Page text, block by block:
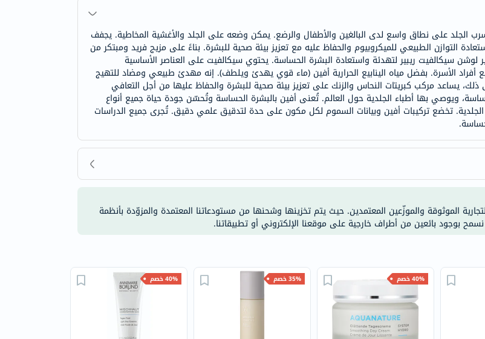
الصحية
باقة
خسارة
الوزن
فحص
روتيني
Original
IV
الغذائي
الحالة
الصحية
البشرة
والشعر
الجلد على نطاق واسع لدى البالغين والأطفال والرضع. يمكن وضعه على الجلد والأغشية المخاطية. يجفف
التوازن الطبيعي للميكروبيوم والحفاظ عليه مع تعزيز بيئة صحية للبشرة. بناءً على مزيج فريد ومبتكر من
لوشن سيكالفيت ريبير لتهدئة واستعادة البشرة الحساسة. يحتوي سيكالفيت على العناصر الأساسية
أفراد الأسرة. بفضل مياه الينابيع الحرارية أفين (ماء قوي يهدئ ويلطف). إنه مهدئ طبيعي ومضاد للتهيج
ذلك، يساعد مركب كبريتات النحاس والزنك على تعزيز بيئة صحية للبشرة والحفاظ عليها من أجل التعافي
عامًا في العناية بالبشرة الحساسة، ويوصي بها أطباء الجلدية حول العالم. تُعنى أفين بالبشرة الحساسة وتُحسّن جودة حياة جميع أنواع
تخضع تركيبات أفين وبيانات السموم لكل مكون على حدة لتدقيق علمي دقيق. تُجرى جميع الدراسات
الموثوقة والموزّعين المعتمدين. حيث يتم تخزينها وشحنها من مستودعاتنا المعتمدة والمزوّدة بأنظمة
بوجود بائعين من أطراف خارجية على موقعنا الإلكتروني أو تطبيقاتنا.
40% خصم 35% خصم 40% خصم